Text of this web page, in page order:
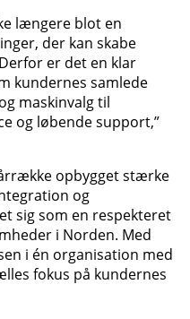
længere blot en
der kan skabe
er det en klar
kundernes samlede
maskinvalg til
og løbende support,”
opbygget stærke
og
sig som en respekteret
i Norden. Med
i én organisation med
fokus på kundernes